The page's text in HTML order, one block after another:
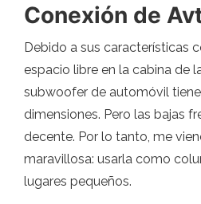
Conexión de
Debido a sus características
espacio libre en la cabina de
subwoofer de automóvil
dimensiones. Pero las bajas
decente. Por lo tanto, me
maravillosa: usarla como
lugares pequeños.